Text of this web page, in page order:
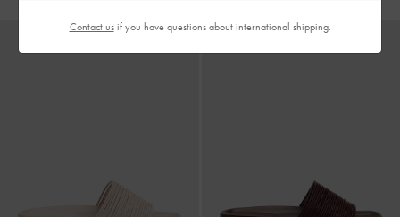
Contact usif you have questions about international shipping.